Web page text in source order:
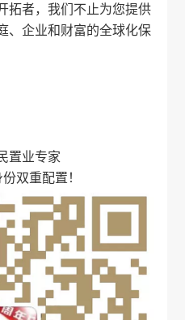
拓者，我们不止为您提供
、企业和财富的全球化保
置业专家
双重配置！